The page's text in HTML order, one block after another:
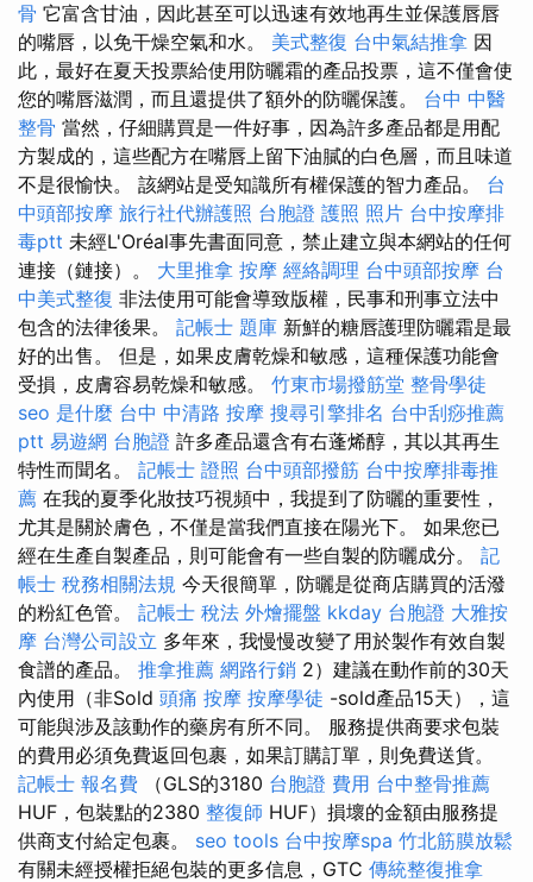
骨 它富含甘油，因此甚至可以迅速有效地再生並保護唇唇
的嘴唇，以免干燥空氣和水。 美式整復 台中氣結推拿 因
此，最好在夏天投票給使用防曬霜的產品投票，這不僅會使
您的嘴唇滋潤，而且還提供了額外的防曬保護。 台中 中醫
整骨 當然，仔細購買是一件好事，因為許多產品都是用配
方製成的，這些配方在嘴唇上留下油膩的白色層，而且味道
不是很愉快。 該網站是受知識所有權保護的智力產品。 台
中頭部按摩 旅行社代辦護照 台胞證 護照 照片 台中按摩排
毒ptt 未經L'Oréal事先書面同意，禁止建立與本網站的任何
連接（鏈接）。 大里推拿 按摩 經絡調理 台中頭部按摩 台
中美式整復 非法使用可能會導致版權，民事和刑事立法中
包含的法律後果。 記帳士 題庫 新鮮的糖唇護理防曬霜是最
好的出售。 但是，如果皮膚乾燥和敏感，這種保護功能會
受損，皮膚容易乾燥和敏感。 竹東市場撥筋堂 整骨學徒
seo 是什麼 台中 中清路 按摩 搜尋引擎排名 台中刮痧推薦
ptt 易遊網 台胞證 許多產品還含有右蓬烯醇，其以其再生
特性而聞名。 記帳士 證照 台中頭部撥筋 台中按摩排毒推
薦 在我的夏季化妝技巧視頻中，我提到了防曬的重要性，
尤其是關於膚色，不僅是當我們直接在陽光下。 如果您已
經在生產自製產品，則可能會有一些自製的防曬成分。 記
帳士 稅務相關法規 今天很簡單，防曬是從商店購買的活潑
的粉紅色管。 記帳士 稅法 外燴擺盤 kkday 台胞證 大雅按
摩 台灣公司設立 多年來，我慢慢改變了用於製作有效自製
食譜的產品。 推拿推薦 網路行銷 2）建議在動作前的30天
內使用（非Sold 頭痛 按摩 按摩學徒 -sold產品15天），這
可能與涉及該動作的藥房有所不同。 服務提供商要求包裝
的費用必須免費返回包裹，如果訂購訂單，則免費送貨。
記帳士 報名費 （GLS的3180 台胞證 費用 台中整骨推薦
HUF，包裝點的2380 整復師 HUF）損壞的金額由服務提
供商支付給定包裹。 seo tools 台中按摩spa 竹北筋膜放鬆
有關未經授權拒絕包裝的更多信息，GTC 傳統整復推拿